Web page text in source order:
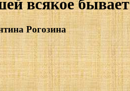
всякое бывает
Рогозина